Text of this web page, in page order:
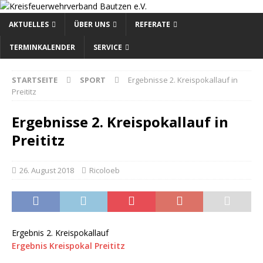
AKTUELLES ÜBER UNS REFERATE
TERMINKALENDER SERVICE
STARTSEITE SPORT
Ergebnisse 2. Kreispokallauf in
Preititz
Ergebnisse 2. Kreispokallauf in
Preititz
26. August 2018 Ricoloeb
Ergebnis 2. Kreispokallauf
Ergebnis Kreispokal Preititz